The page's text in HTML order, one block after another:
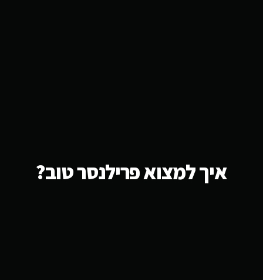
איך למצוא פרילנסר טוב?